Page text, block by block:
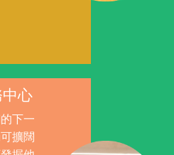
心
下一
擴闊